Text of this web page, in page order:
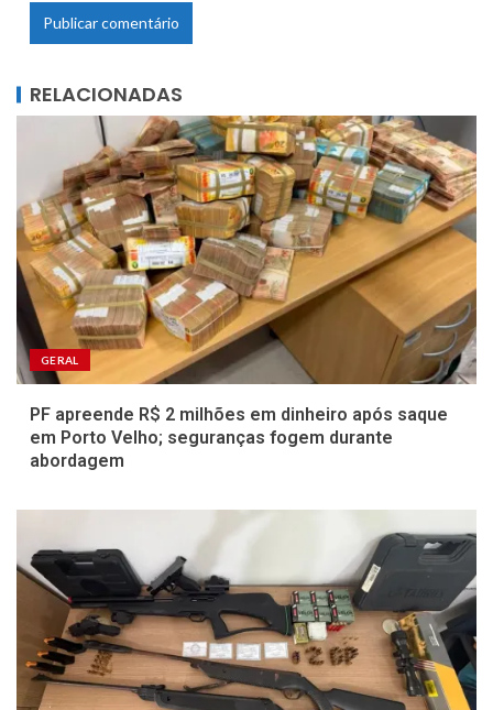
RELACIONADAS
GERAL
PF apreende R$ 2 milhões em dinheiro após saque
em Porto Velho; seguranças fogem durante
abordagem